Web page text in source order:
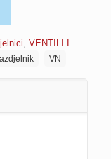
, VENTILI I
VN